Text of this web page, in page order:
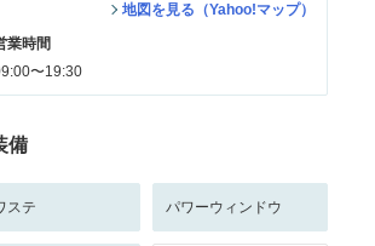
地図を見る（Yahoo!マップ）
業時間
〜19:30
備
ステ パワーウィンドウ